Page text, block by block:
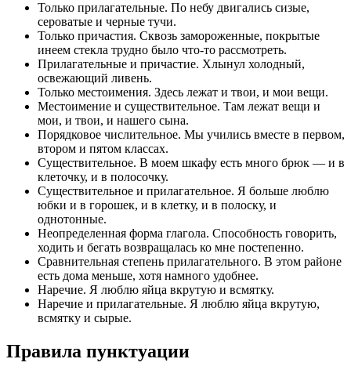
Только прилагательные. По небу двигались сизые,
сероватые и черные тучи.
Только причастия. Сквозь замороженные, покрытые
инеем стекла трудно было что-то рассмотреть.
Прилагательные и причастие. Хлынул холодный,
освежающий ливень.
Только местоимения. Здесь лежат и твои, и мои вещи.
Местоимение и существительное. Там лежат вещи и
мои, и твои, и нашего сына.
Порядковое числительное. Мы учились вместе в первом,
втором и пятом классах.
Существительное. В моем шкафу есть много брюк — и в
клеточку, и в полосочку.
Существительное и прилагательное. Я больше люблю
юбки и в горошек, и в клетку, и в полоску, и
однотонные.
Неопределенная форма глагола. Способность говорить,
ходить и бегать возвращалась ко мне постепенно.
Сравнительная степень прилагательного. В этом районе
есть дома меньше, хотя намного удобнее.
Наречие. Я люблю яйца вкрутую и всмятку.
Наречие и прилагательные. Я люблю яйца вкрутую,
всмятку и сырые.
Правила пунктуации